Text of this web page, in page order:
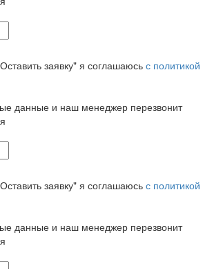
заявку" я соглашаюсь с политикой
данные и наш менеджер перезвонит
заявку" я соглашаюсь с политикой
данные и наш менеджер перезвонит